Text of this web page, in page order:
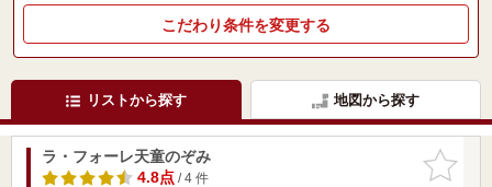
こだわり条件を変更する
リストから探す 地図から探す
お気に入
りに追加
ラ・フォーレ天童のぞみ
4.8点/ 4 件